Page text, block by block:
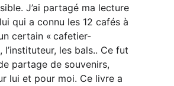
J’ai partagé ma lecture
qui a connu les 12 cafés à
certain « cafetier-
l’instituteur, les bals.. Ce fut
partage de souvenirs,
lui et pour moi. Ce livre a